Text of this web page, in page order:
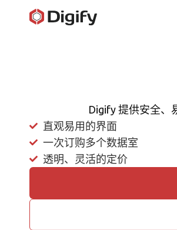
Digify 提供安全、
直观易用的界面
一次订购多个数据室
透明、灵活的定价